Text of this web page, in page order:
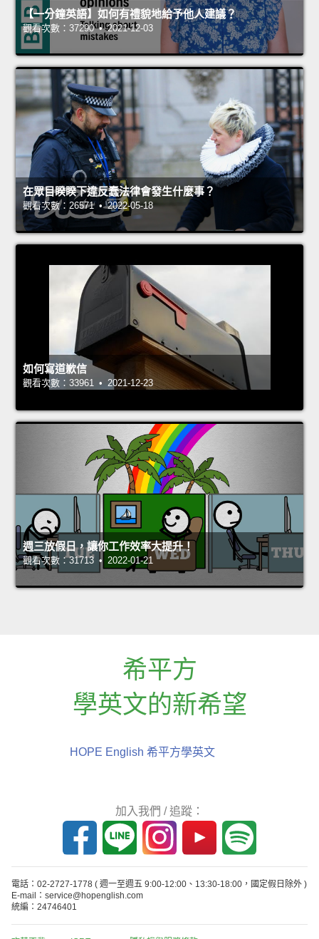
【一分鐘英語】如何有禮貌地給予他人建議？
觀看次數：37290 • 2021-12-03
在眾目睽睽下違反蠢法律會發生什麼事？
觀看次數：26571 • 2022-05-18
如何寫道歉信
觀看次數：33961 • 2021-12-23
週三放假日，讓你工作效率大提升！
觀看次數：31713 • 2022-01-21
希平方
學英文的新希望
HOPE English 希平方學英文
加入我們 / 追蹤：
電話：02-2727-1778 ( 週一至週五 9:00-12:00、13:30-18:00，國定假日除外 )
E-mail：service@hopenglish.com
統編：24746401